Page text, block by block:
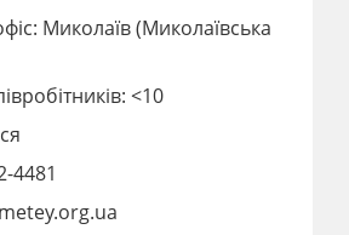
Миколаїв (Миколаївська
<10
4481